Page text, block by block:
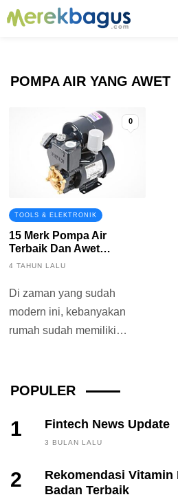
POMPA AIR YANG AWET
0
TOOLS & ELEKTRONIK
15 Merk Pompa Air
Terbaik Dan Awet
Digunakan
4 TAHUN LALU
Di zaman yang sudah
modern ini, kebanyakan
rumah sudah memiliki
ke...
POPULER
1 Fintech News Update
3 BULAN LALU
2
Rekomendasi Vitamin
Badan Terbaik